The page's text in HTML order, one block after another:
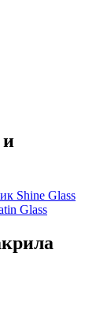
и
Shine Glass
Glass